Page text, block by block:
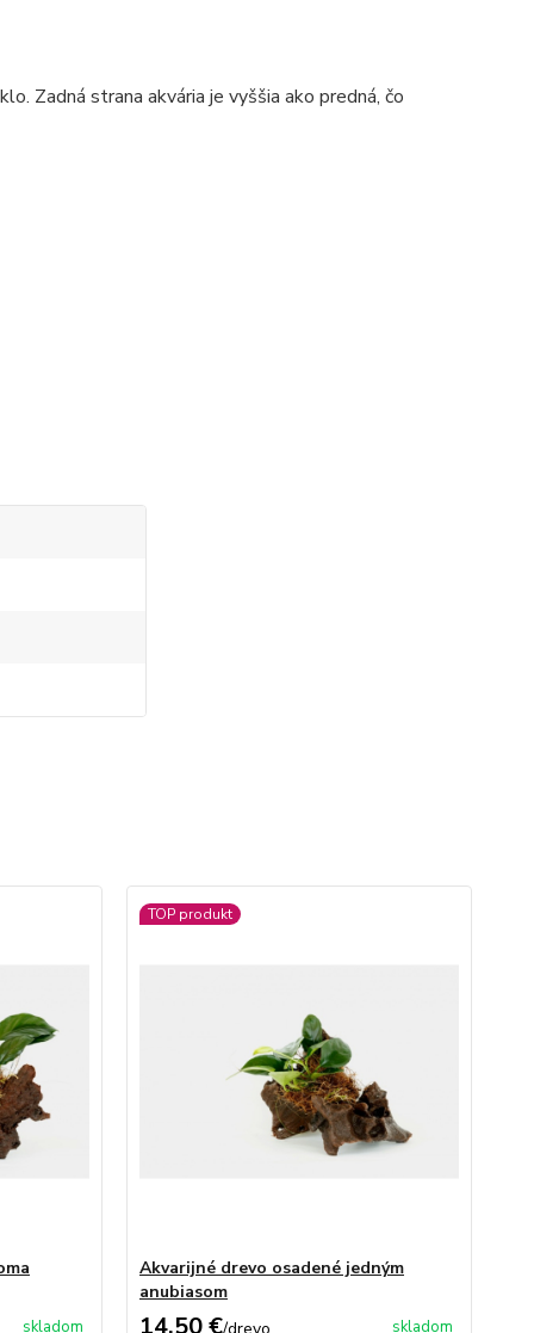
Zadná strana akvária je vyššia ako predná, čo
skladom
TOP produkt
Akvarijné drevo osadené jedným
anubiasom
14,50 € skladom